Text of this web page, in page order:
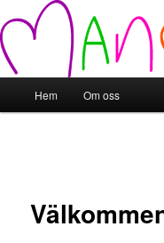
till
primärt
innehållMangolandet
Hem Om oss